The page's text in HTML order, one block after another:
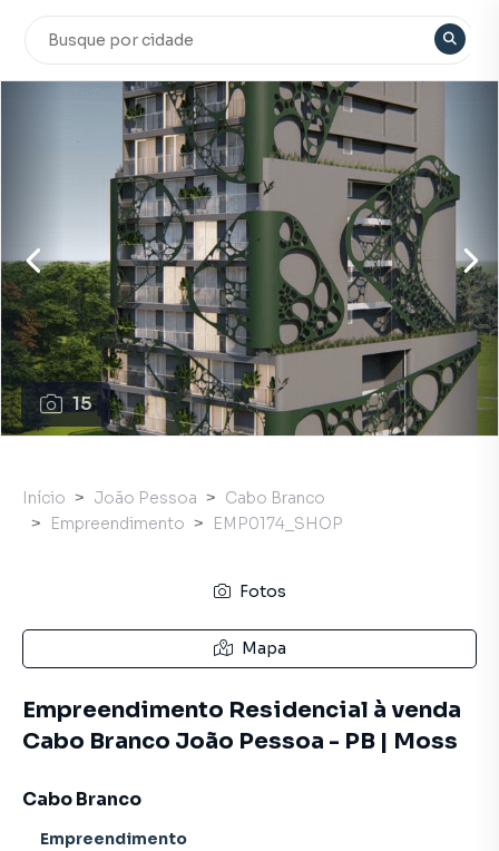
15
Início João Pessoa
Cabo Branco
Empreendimento
EMP0174_SHOP
Fotos
Mapa
Empreendimento Residencial à venda
Cabo Branco João Pessoa - PB | Moss
Cabo Branco
Empreendimento